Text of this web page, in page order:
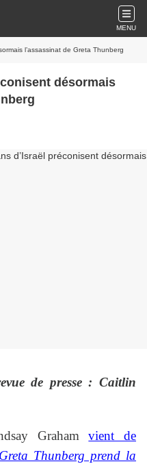
MENU
l’assassinat de Greta Thunberg
désormais
de presse : Caitlin
Grahamvient de
Greta Thunberg prend la